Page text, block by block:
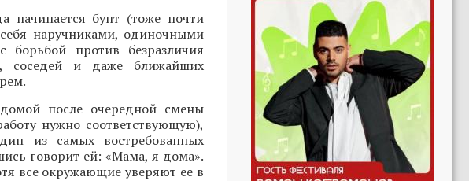
начинается бунт (тоже почти
наручниками, одиночными
против безразличия
соседей и даже ближайших
после очередной смены
нужно соответствующую),
из самых востребованных
говорит ей: «Мама, я дома».
все окружающие уверяют ее в